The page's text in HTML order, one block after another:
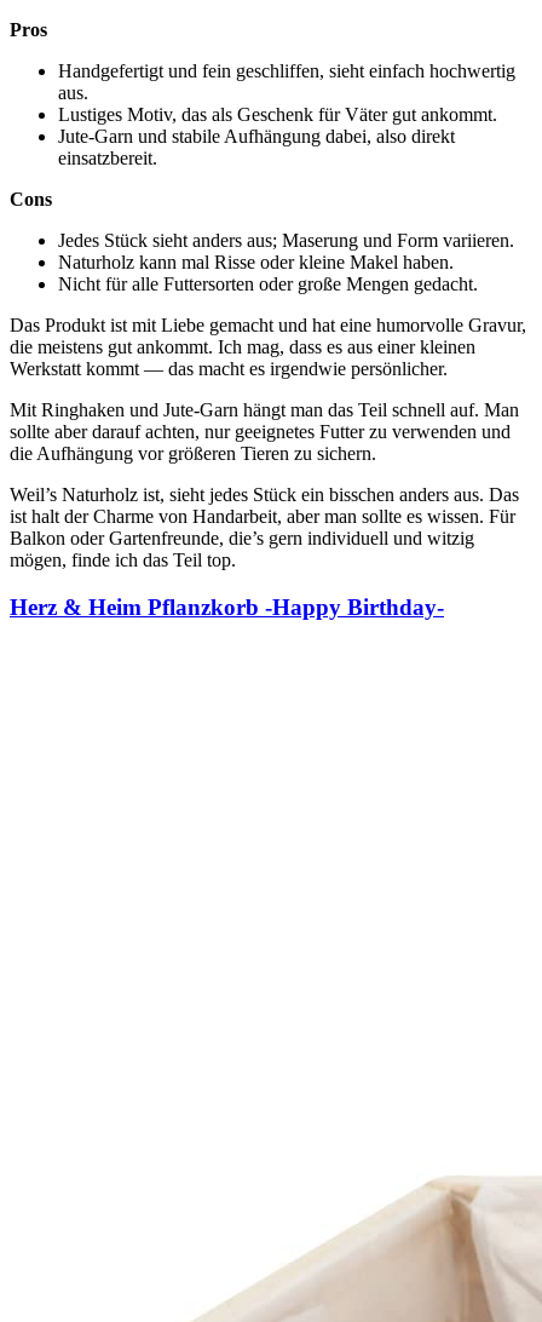
Pros
Handgefertigt und fein geschliffen, sieht einfach hochwertig
aus.
Lustiges Motiv, das als Geschenk für Väter gut ankommt.
Jute-Garn und stabile Aufhängung dabei, also direkt
einsatzbereit.
Cons
Jedes Stück sieht anders aus; Maserung und Form variieren.
Naturholz kann mal Risse oder kleine Makel haben.
Nicht für alle Futtersorten oder große Mengen gedacht.
Das Produkt ist mit Liebe gemacht und hat eine humorvolle Gravur,
die meistens gut ankommt. Ich mag, dass es aus einer kleinen
Werkstatt kommt — das macht es irgendwie persönlicher.
Mit Ringhaken und Jute-Garn hängt man das Teil schnell auf. Man
sollte aber darauf achten, nur geeignetes Futter zu verwenden und
die Aufhängung vor größeren Tieren zu sichern.
Weil’s Naturholz ist, sieht jedes Stück ein bisschen anders aus. Das
ist halt der Charme von Handarbeit, aber man sollte es wissen. Für
Balkon oder Gartenfreunde, die’s gern individuell und witzig
mögen, finde ich das Teil top.
Herz & Heim Pflanzkorb -Happy Birthday-